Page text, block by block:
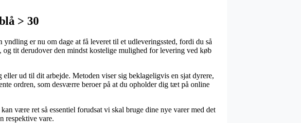
> 30
er nu om dage at få leveret til et udleveringssted, fordi du så
tit derudover den mindst kostelige mulighed for levering ved køb
ud til dit arbejde. Metoden viser sig beklageligvis en sjat dyrere,
ordren, som desværre beroer på at du opholder dig tæt på online
være ret så essentiel forudsat vi skal bruge dine nye varer med det
respektive vare.